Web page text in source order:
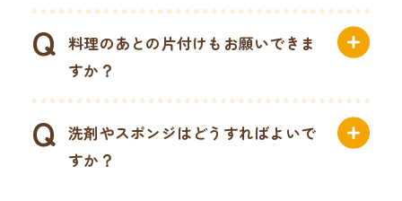
料理のあとの片付けもお願いできま
すか？
洗剤やスポンジはどうすればよいで
すか？